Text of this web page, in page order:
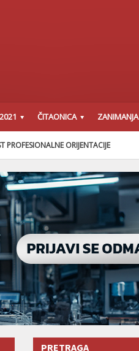
ČITAONICA ZANIMANJA
PROFESIONALNE ORIJENTACIJE
PRETRAGA